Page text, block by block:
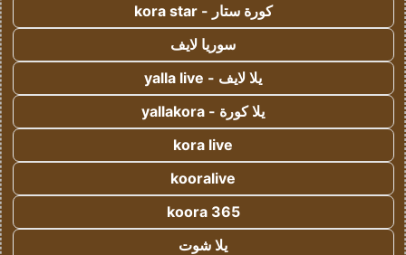
كورة ستار - kora star
سوريا لايف
يلا لايف - yalla live
يلا كورة - yallakora
kora live
kooralive
koora 365
يلا شوت